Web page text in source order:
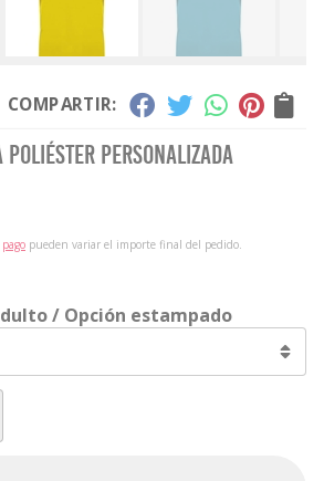
COMPARTIR:
poliéster personalizada
pago pueden variar el importe final del pedido.
/ Opción estampado